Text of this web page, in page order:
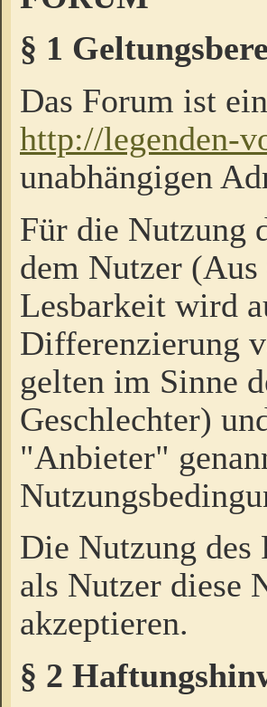
§ 1
Das Forum ist
http://legenden-
unabhängigen
Für die Nutzung
dem Nutzer
Lesbarkeit wird
Differenzierung
gelten im Sinne
Geschlechter)
"Anbieter"
Die Nutzung des
als Nutzer diese
akzeptieren.
§ 2